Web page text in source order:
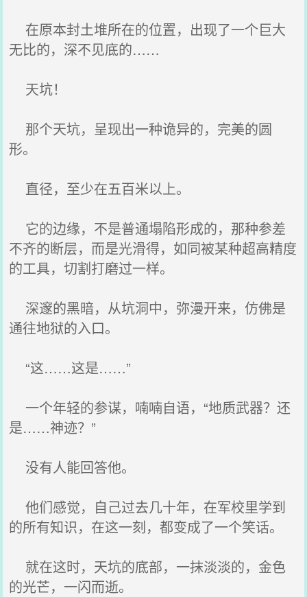
在原本封土堆所在的位置，出现了一个巨大
无比的，深不见底的……
天坑！
那个天坑，呈现出一种诡异的，完美的圆
形。
直径，至少在五百米以上。
它的边缘，不是普通塌陷形成的，那种参差
不齐的断层，而是光滑得，如同被某种超高精度
的工具，切割打磨过一样。
深邃的黑暗，从坑洞中，弥漫开来，仿佛是
通往地狱的入口。
“这……这是……”
一个年轻的参谋，喃喃自语，“地质武器？还
是……神迹？”
没有人能回答他。
他们感觉，自己过去几十年，在军校里学到
的所有知识，在这一刻，都变成了一个笑话。
就在这时，天坑的底部，一抹淡淡的，金色
的光芒，一闪而逝。